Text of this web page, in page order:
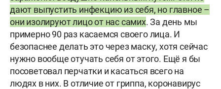
дают выпустить инфекцию из себя, но главное –
они изолируют лицо от нас самих. За день мы
примерно 90 раз касаемся своего лица. И
безопаснее делать это через маску, хотя сейчас
нужно вообще отучать себя от этого. Ещё я бы
посоветовал перчатки и касаться всего на
людях в них. В отличие от гриппа, коронавирус